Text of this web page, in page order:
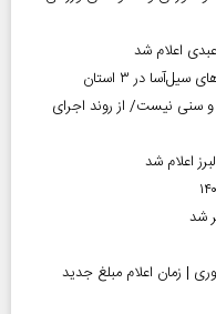
اعلام شد
سنی نیست/ از روند اجرای
اعلام شد
شد
| زمان اعلام مبلغ جدید